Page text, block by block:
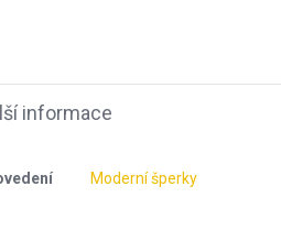
informace
Moderní šperky